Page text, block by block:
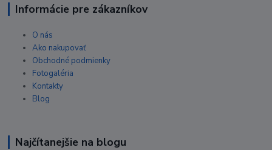
Informácie pre zákazníkov
O nás
Ako nakupovať
Obchodné podmienky
Fotogaléria
Kontakty
Blog
Najčítanejšie na blogu